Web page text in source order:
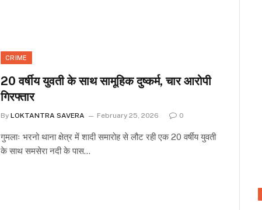
CRIME
20 वर्षीय युवती के साथ सामूहिक दुष्कर्म, चार आरोपी
गिरफ्तार
By LOKTANTRA SAVERA February 25, 2026 0
गुमलाः भरनो थाना क्षेत्र में शादी समारोह से लौट रही एक 20 वर्षीय युवती
के साथ समसेरा नदी के पास…